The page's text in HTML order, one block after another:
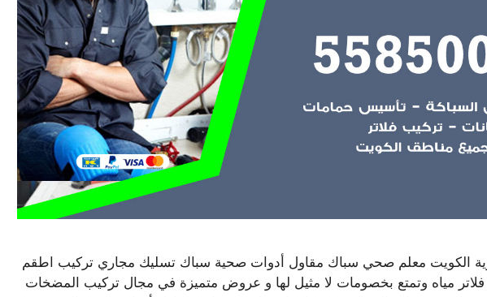
الكويت معلم صحي سباك مقاول أدوات صحية سباك تسليك مجاري تركيب اطقم
مياه وتمتع بخصومات لا مثيل لها و عروض متميزة في مجال تركيب المضخات